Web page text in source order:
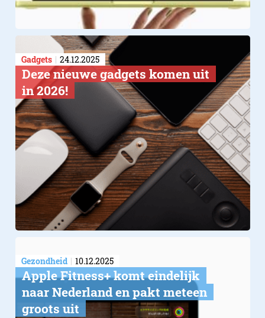
Gadgets 24.12.2025
Deze nieuwe gadgets komen uit
in 2026!
Gezondheid 10.12.2025
Apple Fitness+ komt eindelijk
naar Nederland en pakt meteen
groots uit